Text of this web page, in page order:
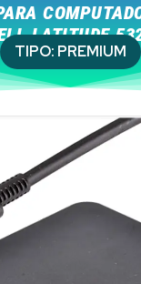
LATITUDE
TIPO: PREMIUM